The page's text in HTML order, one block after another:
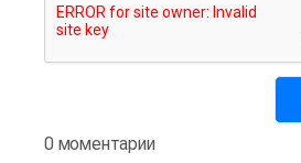
0 моментарии